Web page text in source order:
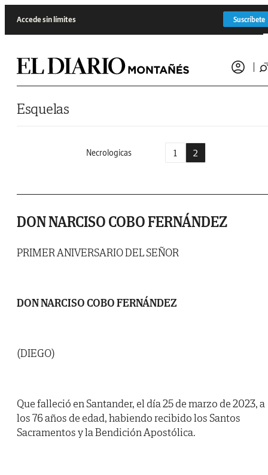
Accede sin límites Suscríbete
Esquelas
Necrologicas 1 2
DON NARCISO COBO FERNÁNDEZ
PRIMER ANIVERSARIO DEL SEÑOR
DON NARCISO COBO FERNÁNDEZ
(DIEGO)
Que falleció en Santander, el día 25 de marzo de 2023, a
los 76 años de edad, habiendo recibido los Santos
Sacramentos y la Bendición Apostólica.